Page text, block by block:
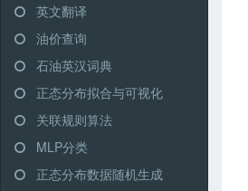
英文翻译
油价查询
石油英汉词典
正态分布拟合与可视化
关联规则算法
MLP分类
正态分布数据随机生成